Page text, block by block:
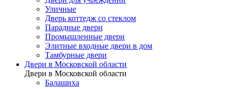
Уличные
Дверь коттедж со стеклом
Парадные двери
Промышленные двери
Элитные входные двери в дом
Тамбурные двери
Двери в Московской области
Двери в Московской области
Балашиха